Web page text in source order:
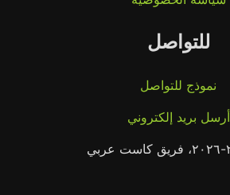
للتواصل
نموذج للتواصل
أرسل بريد إلكتروني